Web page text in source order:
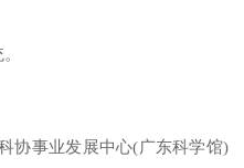
协事业发展中心(广东科学馆)